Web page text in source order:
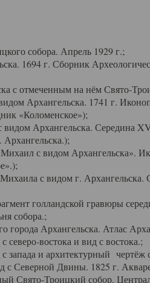
собора. Апрель 1929 г.;
1694 г. Сборник
с отмеченным на нём Свято-
Архангельска. 1741 г.
«Коломенское»);
Архангельска. Середина
с видом Архангельска».
с видом г.
голландской гравюры
собора.;
Архангельска. Атлас
востока и вид с востока.;
и архитектурный чертёж
Северной Двины. 1825 г.
Свято-Троицкий собор.